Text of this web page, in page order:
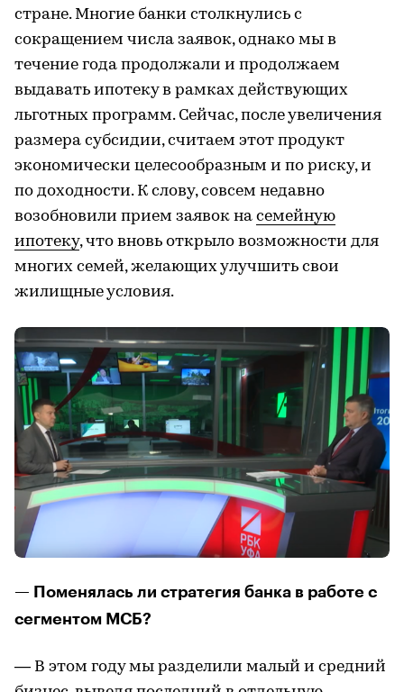
стране. Многие банки столкнулись с
сокращением числа заявок, однако мы в
течение года продолжали и продолжаем
выдавать ипотеку в рамках действующих
льготных программ. Сейчас, после увеличения
размера субсидии, считаем этот продукт
экономически целесообразным и по риску, и
по доходности. К слову, совсем недавно
возобновили прием заявок на семейную
ипотеку, что вновь открыло возможности для
многих семей, желающих улучшить свои
жилищные условия.
— Поменялась ли стратегия банка в работе с
сегментом МСБ?
— В этом году мы разделили малый и средний